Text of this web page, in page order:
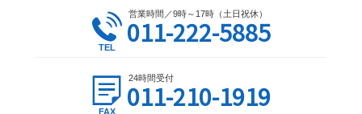
営業時間／9時～17時（土日祝休）
011-222-5885
24時間受付
011-210-1919